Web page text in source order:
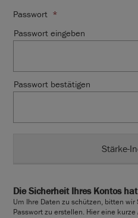
Passwort *
Passwort eingeben
Passwort bestätigen
Stärke-
Die Sicherheit Ihres Kontos
Um Ihre Daten zu schützen, bitten
Passwort zu erstellen. Hier eine kurze